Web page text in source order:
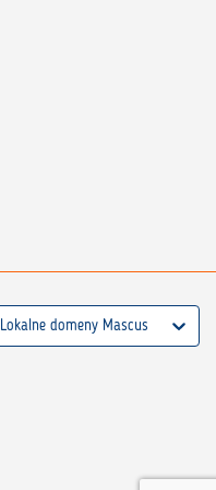
Lokalne domeny Mascus